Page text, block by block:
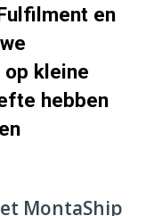
en
kleine
hebben
MontaShip